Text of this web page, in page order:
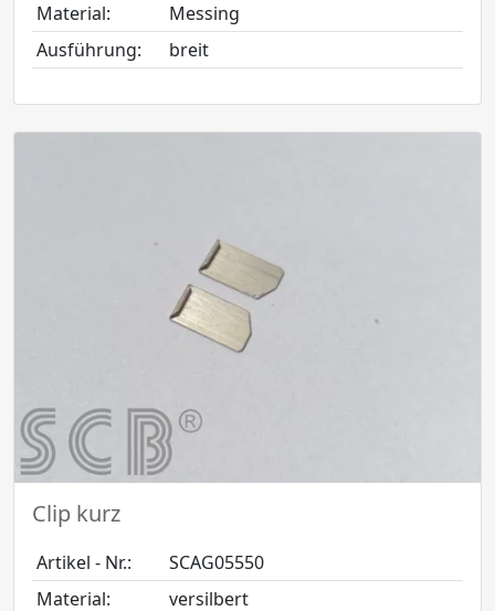
Material:
Messing
Ausführung:
breit
Clip kurz
Artikel - Nr.:
SCAG05550
Material:
versilbert